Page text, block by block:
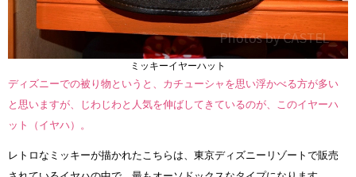
ミッキーイヤーハット
ディズニーでの被り物というと、カチューシャを思い浮かべる方が多い
と思いますが、じわじわと人気を伸ばしてきているのが、このイヤーハ
ット（イヤハ）。
レトロなミッキーが描かれたこちらは、東京ディズニーリゾートで販売